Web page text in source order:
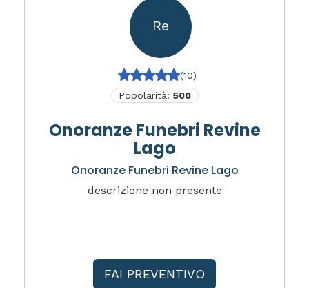
Re
(10)
Popolarità: 500
Onoranze Funebri Revine
Lago
Onoranze Funebri Revine Lago
descrizione non presente
FAI PREVENTIVO